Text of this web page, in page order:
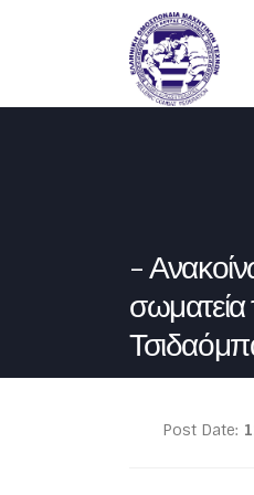
Post Date: